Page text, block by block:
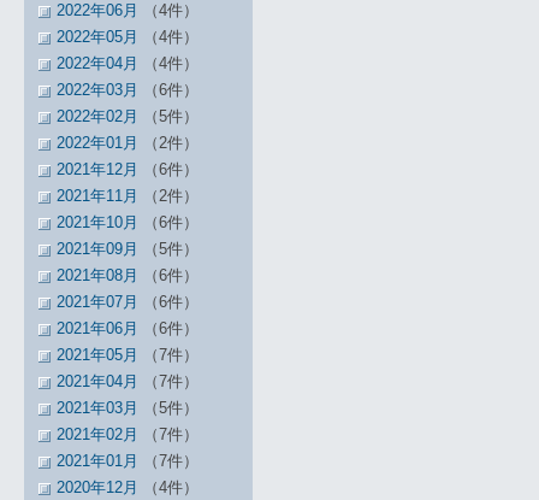
2022年06月
（4件）
2022年05月
（4件）
2022年04月
（4件）
2022年03月
（6件）
2022年02月
（5件）
2022年01月
（2件）
2021年12月
（6件）
2021年11月
（2件）
2021年10月
（6件）
2021年09月
（5件）
2021年08月
（6件）
2021年07月
（6件）
2021年06月
（6件）
2021年05月
（7件）
2021年04月
（7件）
2021年03月
（5件）
2021年02月
（7件）
2021年01月
（7件）
2020年12月
（4件）